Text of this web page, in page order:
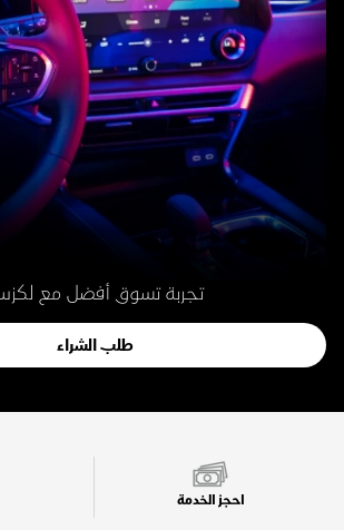
تجربة تسوق أفضل مع
طلب الشراء
احجز الخدمة